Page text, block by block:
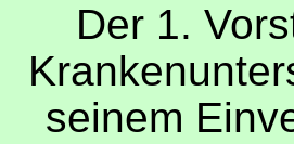
Der 1.
seinem